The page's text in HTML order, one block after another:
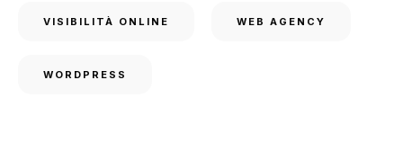
VISIBILITÀ ONLINE WEB AGENCY
WORDPRESS